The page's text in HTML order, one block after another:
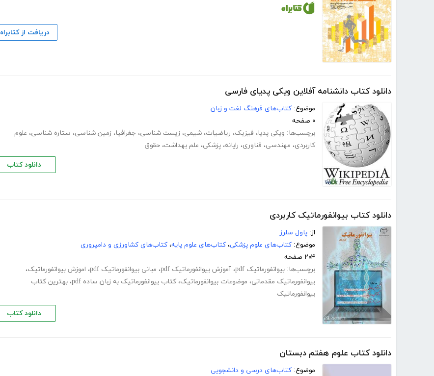
دریافت از کتابراه
دانلود کتاب دانشنامه آفلاین ویکی پدیای فارسی
موضوع: کتاب‌های فرهنگ لغت و زبان
۰ صفحه
برچسب‌ها: ویکی پدیا، فیزیک، ریاضیات، شیمی، زیست شناسی، جغرافیا، زمین شناسی، ستاره شناسی، علوم
کاربردی، مهندسی، فناوری، رایانه، پزشکی، علم بهداشت، حقوق
دانلود کتاب
دانلود کتاب بیوانفورماتیک کاربردی
از: پاول سلرز
موضوع: کتاب‌های علوم پزشکی، کتاب‌های علوم پایه، کتاب‌های کشاورزی و دامپروری
۲۰۴ صفحه
برچسب‌ها: بیوانفورماتیک pdf ، آموزش بیوانفورماتیک pdf ، مبانی بیوانفورماتیک pdf ، اموزش بیوانفورماتیک،
بیوانفورماتیک مقدماتی، موضوعات بیوانفورماتیک، کتاب بیوانفورماتیک به زبان ساده pdf ، بهترین کتاب
بیوانفورماتیک
دانلود کتاب
دانلود کتاب علوم هفتم دبستان
موضوع: کتاب‌های درسی و دانشجویی